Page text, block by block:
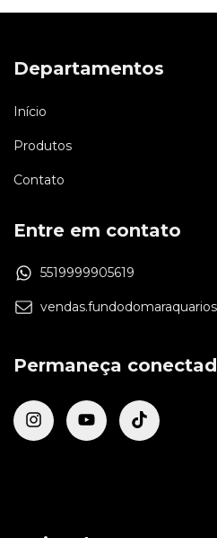
Departamentos
Início
Produtos
Contato
Entre em contato
5519999905619
Permaneça